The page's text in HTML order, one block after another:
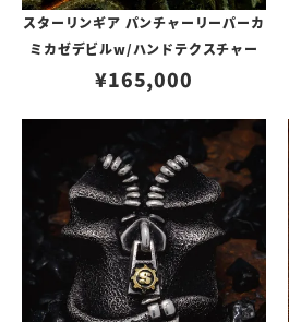
スターリンギア パンチャーリーパーカ
ミカゼデビルw/ハンドテクスチャー
¥165,000